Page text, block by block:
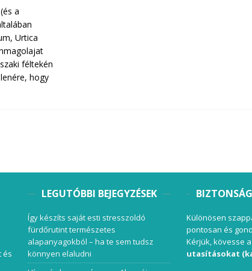
a
Urtica
féltekén
hogy
és
LEGUTÓBBI BEJEGYZÉSEK
Így készíts saját esti stresszoldó
fürdőrutint természetes
alapanyagokból – ha te sem tudsz
könnyen elaludni
Különösen
pontosan és
Kérjük, kövesse a
utasításokat